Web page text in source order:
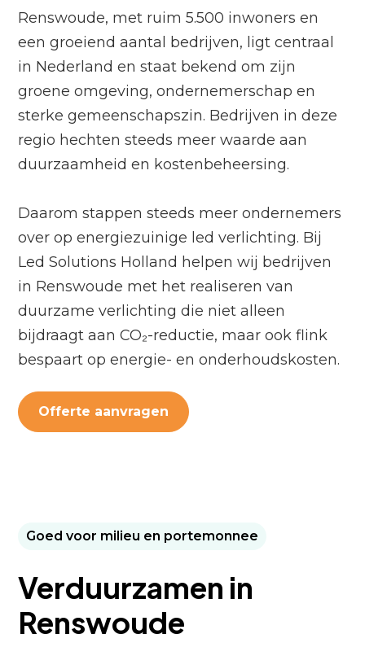
Renswoude, met ruim 5.500 inwoners en
een groeiend aantal bedrijven, ligt centraal
in Nederland en staat bekend om zijn
groene omgeving, ondernemerschap en
sterke gemeenschapszin. Bedrijven in deze
regio hechten steeds meer waarde aan
duurzaamheid en kostenbeheersing.
Daarom stappen steeds meer ondernemers
over op energiezuinige led verlichting. Bij
Led Solutions Holland helpen wij bedrijven
in Renswoude met het realiseren van
duurzame verlichting die niet alleen
bijdraagt aan CO₂-reductie, maar ook flink
bespaart op energie- en onderhoudskosten.
Offerte aanvragen
Goed voor milieu en portemonnee
Verduurzamen in
Renswoude